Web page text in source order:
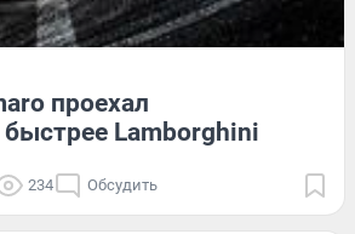
проехал
Lamborghini
234 Обсудить